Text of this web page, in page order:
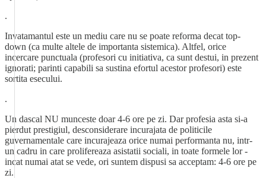
.
Invatamantul este un mediu care nu se poate reforma decat top-
down (ca multe altele de importanta sistemica). Altfel, orice
incercare punctuala (profesori cu initiativa, ca sunt destui, in prezent
ignorati; parinti capabili sa sustina efortul acestor profesori) este
sortita esecului.
.
Un dascal NU munceste doar 4-6 ore pe zi. Dar profesia asta si-a
pierdut prestigiul, desconsiderare incurajata de politicile
guvernamentale care incurajeaza orice numai performanta nu, intr-
un cadru in care prolifereaza asistatii sociali, in toate formele lor -
incat numai atat se vede, ori suntem dispusi sa acceptam: 4-6 ore pe
zi.